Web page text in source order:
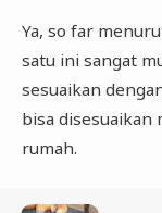
Ya, so far
satu ini sangat
sesuaikan
bisa disesuaikan
rumah.